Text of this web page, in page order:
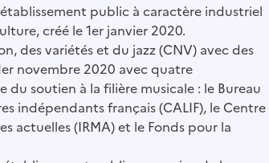
public à caractère industriel
créé le 1er janvier 2020.
des variétés et du jazz (CNV) avec des
novembre 2020 avec quatre
soutien à la filière musicale : le Bureau
indépendants français (CALIF), le Centre
actuelles (IRMA) et le Fonds pour la